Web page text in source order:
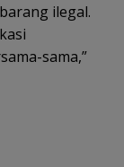
ilegal.
sama,”